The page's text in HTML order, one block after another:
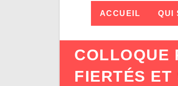
ACCUEIL QUI
COLLOQUE
FIERTÉS